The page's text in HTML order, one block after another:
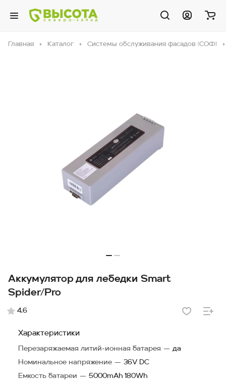
Главная Каталог Системы обслуживания фасадов (СОФ)
Аккумулятор для лебедки Smart
Spider/Pro
4.6
Характеристики
Перезаряжаемая литий-ионная батарея — да
Номинальное напряжение — 36V DC
Емкость батареи — 5000mAh 180Wh